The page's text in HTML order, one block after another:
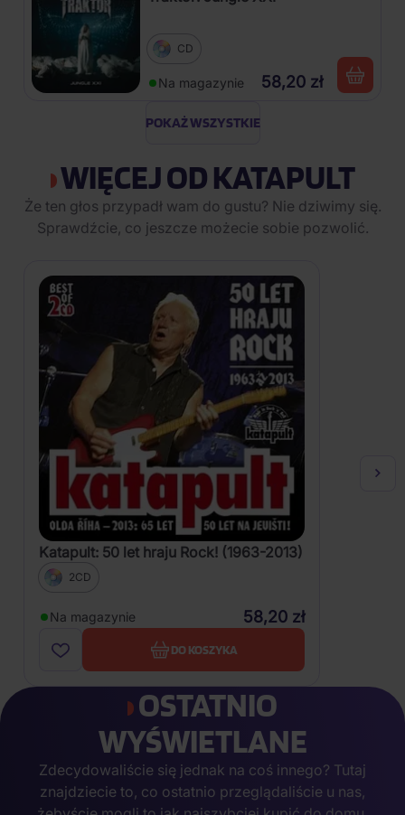
CD
Na magazynie 58,20 zł
POKAŻ WSZYSTKIE
WIĘCEJ OD KATAPULT
Że ten głos przypadł wam do gustu? Nie dziwimy się.
Sprawdźcie, co jeszcze możecie sobie pozwolić.
Katapult: 50 let hraju Rock! (1963-2013)
2CD
Na magazynie 58,20 zł
DO KOSZYKA
OSTATNIO
WYŚWIETLANE
Zdecydowaliście się jednak na coś innego? Tutaj
znajdziecie to, co ostatnio przeglądaliście u nas,